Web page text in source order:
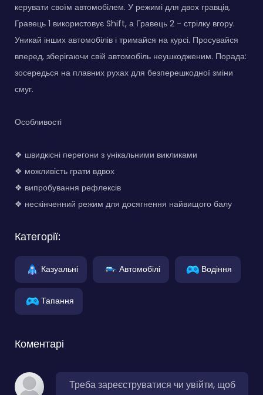
керувати своїм автомобілем. У режимі для двох гравців,
Гравець 1 використовує Shift, а Гравець 2 - стрілку вгору.
Уникай інших автомобілів і тримайся на курсі. Просувайся
вперед, зберігаючи свій автомобіль неушкодженим. Порада:
зосередься на плавних рухах для безперешкодної зміни
смуг.
Особливості
❖ швидкісні перегони з унікальними викликами
❖ можливість грати вдвох
❖ випробування рефлексів
❖ нескінченний режим для досягнення найвищого балу
Категорії:
Казуальні Автомобілі Водіння
Тапання
Коментарі
Треба зареєструватися чи увійти, щоб